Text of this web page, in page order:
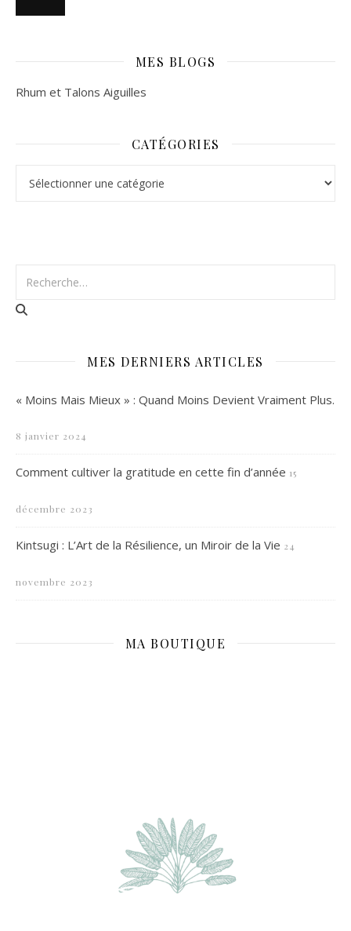
MES BLOGS
Rhum et Talons Aiguilles
CATÉGORIES
MES DERNIERS ARTICLES
« Moins Mais Mieux » : Quand Moins Devient Vraiment Plus.
8 janvier 2024
Comment cultiver la gratitude en cette fin d’année 15
décembre 2023
Kintsugi : L’Art de la Résilience, un Miroir de la Vie 24
novembre 2023
MA BOUTIQUE